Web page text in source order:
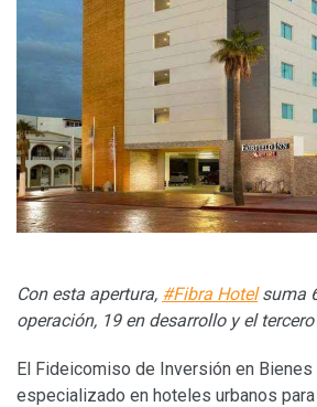
Con esta apertura, #Fibra Hotelsuma
operación, 19 en desarrollo y el
El Fideicomiso de Inversión en Bienes
especializado en hoteles urbanos